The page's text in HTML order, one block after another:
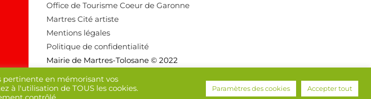
Office de Tourisme Coeur de Garonne
Martres Cité artiste
Mentions légales
Politique de confidentialité
Mairie de Martres-Tolosane © 2022
pertinente en mémorisant vos
à l'utilisation de TOUS les cookies.
Paramètres des cookies Accepter tout